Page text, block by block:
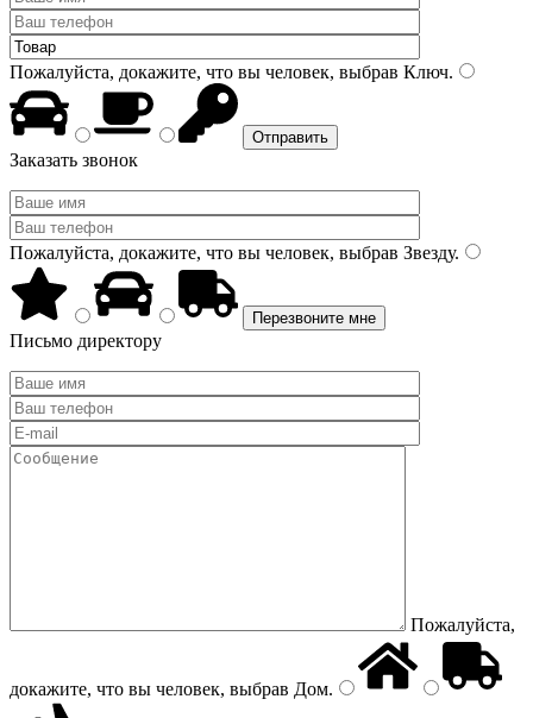
Пожалуйста, докажите, что вы человек, выбрав Ключ.
Заказать звонок
Пожалуйста, докажите, что вы человек, выбрав Звезду.
Письмо директору
Пожалуйста,
докажите, что вы человек, выбрав Дом.